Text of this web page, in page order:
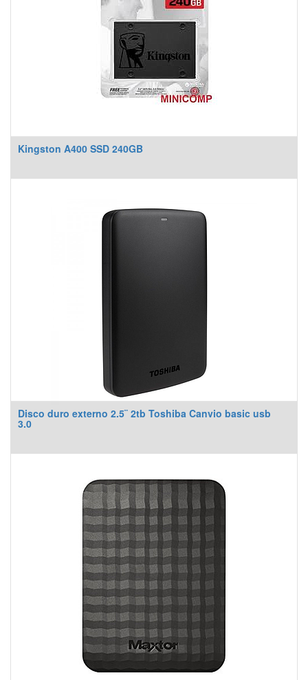
Kingston A400 SSD 240GB
Disco duro externo 2.5¨ 2tb Toshiba Canvio basic usb
3.0